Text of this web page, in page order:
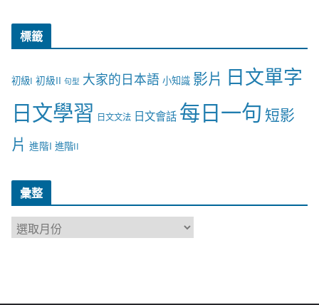
標籤
初級I 初級II 句型 大家的日本語 小知識 影片 日文單字
日文學習 日文文法 日文會話 每日一句 短影
片 進階I 進階II
彙整
彙
整